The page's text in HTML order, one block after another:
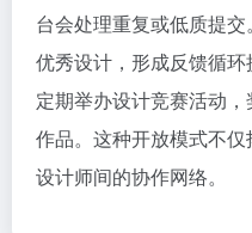
台会处理重复或低质提
优秀设计，形成反馈循
定期举办设计竞赛活动
作品。这种开放模式不
设计师间的协作网络。